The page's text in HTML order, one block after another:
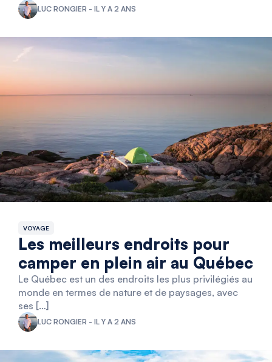
LUC RONGIER - IL Y A 2 ANS
VOYAGE
Les meilleurs endroits pour
camper en plein air au Québec
Le Québec est un des endroits les plus privilégiés au
monde en termes de nature et de paysages, avec
ses […]
LUC RONGIER - IL Y A 2 ANS